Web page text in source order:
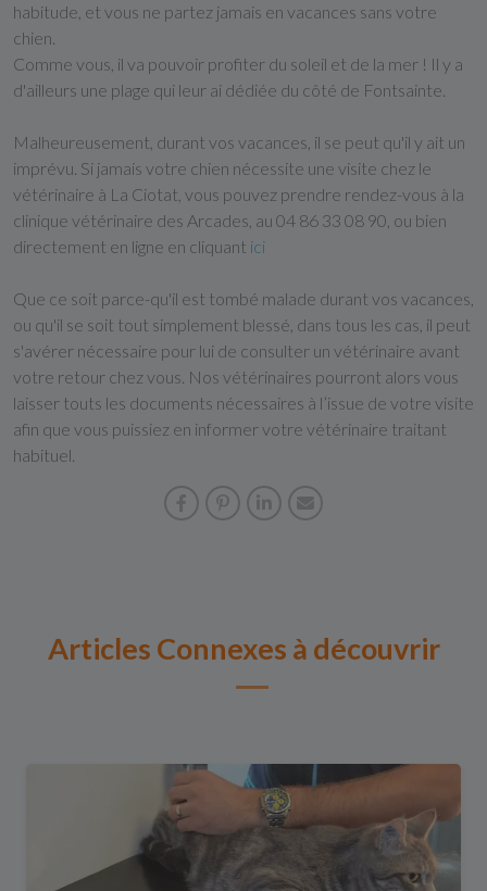
habitude, et vous ne partez jamais en vacances sans votre
chien.
Comme vous, il va pouvoir profiter du soleil et de la mer ! Il y a
d'ailleurs une plage qui leur ai dédiée du côté de Fontsainte.
Malheureusement, durant vos vacances, il se peut qu'il y ait un
imprévu. Si jamais votre chien nécessite une visite chez le
vétérinaire à La Ciotat, vous pouvez prendre rendez-vous à la
clinique vétérinaire des Arcades, au 04 86 33 08 90, ou bien
directement en ligne en cliquant ici
Que ce soit parce-qu'il est tombé malade durant vos vacances,
ou qu'il se soit tout simplement blessé, dans tous les cas, il peut
s'avérer nécessaire pour lui de consulter un vétérinaire avant
votre retour chez vous. Nos vétérinaires pourront alors vous
laisser touts les documents nécessaires à l’issue de votre visite
afin que vous puissiez en informer votre vétérinaire traitant
habituel.
Articles Connexes à découvrir